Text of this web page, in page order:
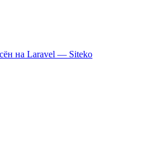
на Laravel — Siteko